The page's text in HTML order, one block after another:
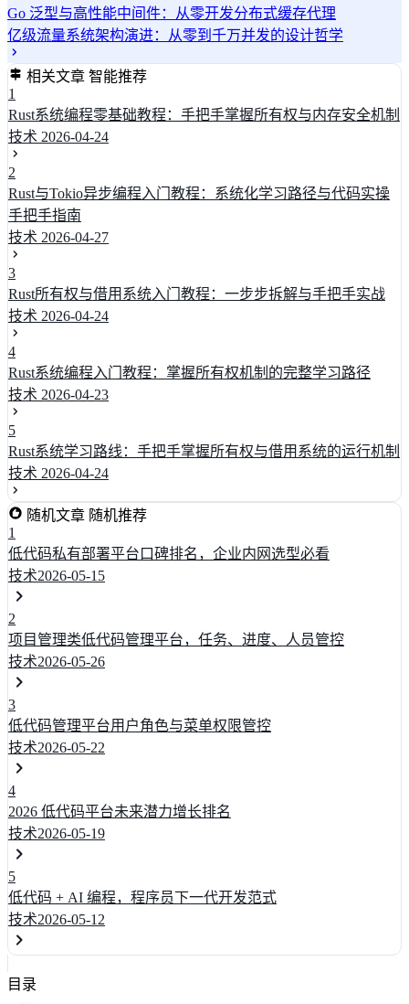
Go 泛型与高性能中间件：从零开发分布式缓存代理
亿级流量系统架构演进：从零到千万并发的设计哲学
相关文章 智能推荐
1
Rust系统编程零基础教程：手把手掌握所有权与内存安全机制
技术 2026-04-24
2
Rust与Tokio异步编程入门教程：系统化学习路径与代码实操
手把手指南
技术 2026-04-27
3
Rust所有权与借用系统入门教程：一步步拆解与手把手实战
技术 2026-04-24
4
Rust系统编程入门教程：掌握所有权机制的完整学习路径
技术 2026-04-23
5
Rust系统学习路线：手把手掌握所有权与借用系统的运行机制
技术 2026-04-24
随机文章 随机推荐
1
低代码私有部署平台口碑排名，企业内网选型必看
技术2026-05-15
2
项目管理类低代码管理平台，任务、进度、人员管控
技术2026-05-26
3
低代码管理平台用户角色与菜单权限管控
技术2026-05-22
4
2026 低代码平台未来潜力增长排名
技术2026-05-19
5
低代码 + AI 编程，程序员下一代开发范式
技术2026-05-12
目录